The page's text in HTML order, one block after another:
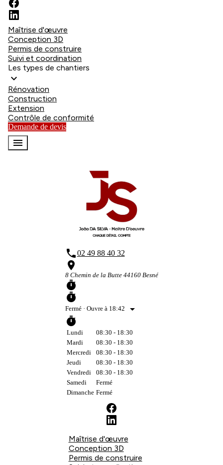
Maîtrise d'œuvre
Conception 3D
Permis de construire
Suivi et coordination
Les types de chantiers
expand_more
Rénovation
Construction
Extension
Contrôle de conformité
Demande de devis
menu
phone02 49 88 40 32
place
8 Chemin de la Butte 44160 Besné
timer
timer
Fermé· Ouvre à 18:42
arrow_drop_down
timer
Lundi
08:30 - 18:30
Mardi
08:30 - 18:30
Mercredi
08:30 - 18:30
Jeudi
08:30 - 18:30
Vendredi
08:30 - 18:30
Samedi
Fermé
Dimanche Fermé
Maîtrise d'œuvre
Conception 3D
Permis de construire